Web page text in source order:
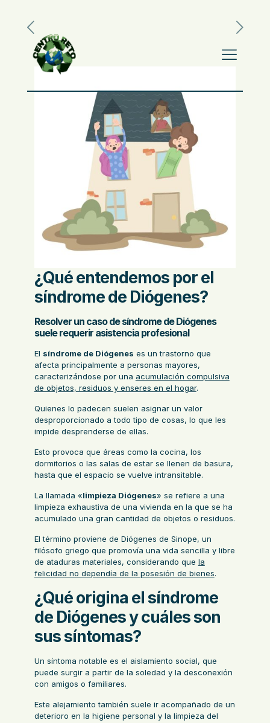
¿Qué entendemos por el
síndrome de Diógenes?
Resolver un caso de síndrome de Diógenes
suele requerir asistencia profesional
El síndrome de Diógenes es un trastorno que
afecta principalmente a personas mayores,
caracterizándose por una acumulación compulsiva
de objetos, residuos y enseres en el hogar.
Quienes lo padecen suelen asignar un valor
desproporcionado a todo tipo de cosas, lo que les
impide desprenderse de ellas.
Esto provoca que áreas como la cocina, los
dormitorios o las salas de estar se llenen de basura,
hasta que el espacio se vuelve intransitable.
La llamada «limpieza Diógenes» se refiere a una
limpieza exhaustiva de una vivienda en la que se ha
acumulado una gran cantidad de objetos o residuos.
El término proviene de Diógenes de Sinope, un
filósofo griego que promovía una vida sencilla y libre
de ataduras materiales, considerando que la
felicidad no dependía de la posesión de bienes.
¿Qué origina el síndrome
de Diógenes y cuáles son
sus síntomas?
Un síntoma notable es el aislamiento social, que
puede surgir a partir de la soledad y la desconexión
con amigos o familiares.
Este alejamiento también suele ir acompañado de un
deterioro en la higiene personal y la limpieza del